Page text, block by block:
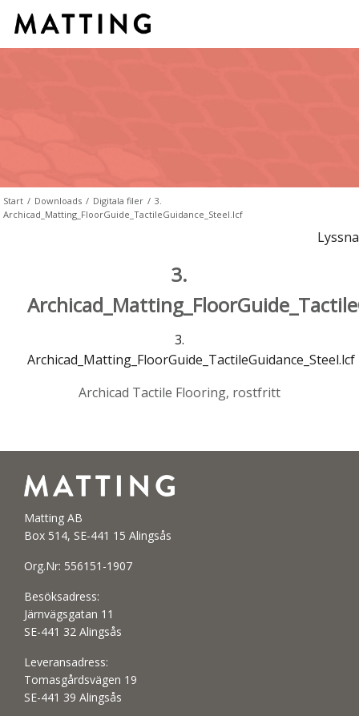
Start / Downloads / Digitala filer / 3.
Archicad_Matting_FloorGuide_TactileGuidance_Steel.lcf
Lyssna
3.
3.
Archicad_Matting_FloorGuide_TactileGuidance_Steel.lcf
Archicad Tactile Flooring, rostfritt
Matting AB
Box 514, SE-441 15 Alingsås
Org.Nr: 556151-1907
Besöksadress:
Järnvägsgatan 11
SE-441 32 Alingsås
Leveransadress:
Tomasgårdsvägen 19
SE-441 39 Alingsås